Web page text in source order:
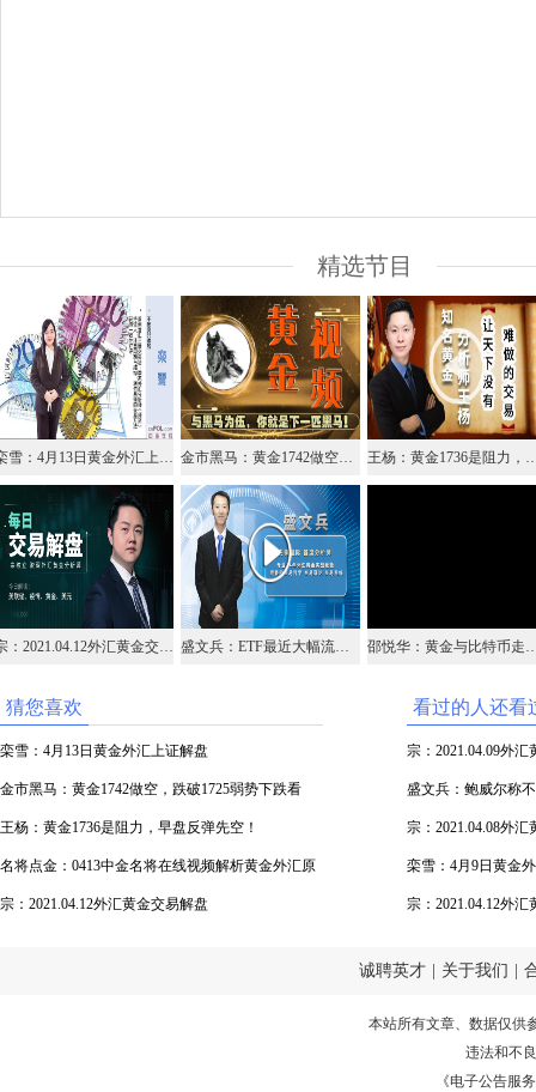
精选节目
栾雪：4月13日黄金外汇上证解盘 金市黑马：黄金1742做空，跌破1725弱势下跌看1708 王杨：黄金1736是阻
宗：2021.04.12外汇黄金交易解盘 盛文兵：ETF最近大幅流出 黄金会继续创新低吗? 邵悦华：黄金与比特
猜您喜欢
栾雪：4月13日黄金外汇上证解盘
金市黑马：黄金1742做空，跌破1725弱势下跌看
1708
王杨：黄金1736是阻力，早盘反弹先空！
名将点金：0413中金名将在线视频解析黄金外汇原
油
宗：2021.04.12外汇黄金交易解盘
看过的人还看
宗：2021.04.09外汇
盛文兵：鲍威尔称
得支撑
宗：2021.04.08外汇
栾雪：4月9日黄金
宗：2021.04.12外汇
诚聘英才 关于我们
本站所有文章、数据仅供
违法和不
《电子公告服务